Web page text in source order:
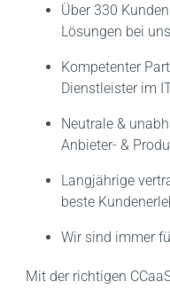
Über 330
Lösungen bei
Kompetenter
Dienstleister im
Neutrale &
Anbieter- &
Langjährige
beste
Wir sind immer
Mit der richtigen